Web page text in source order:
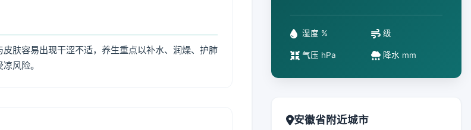
肤容易出现干涩不适，养生重点以补水、润燥、护肺
风险。
湿度 % 级
气压 hPa 降水 mm
安徽省附近城市